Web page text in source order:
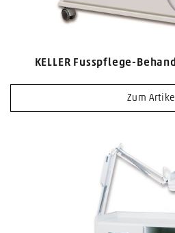
KELLER Fusspflege-
Zum Artikel